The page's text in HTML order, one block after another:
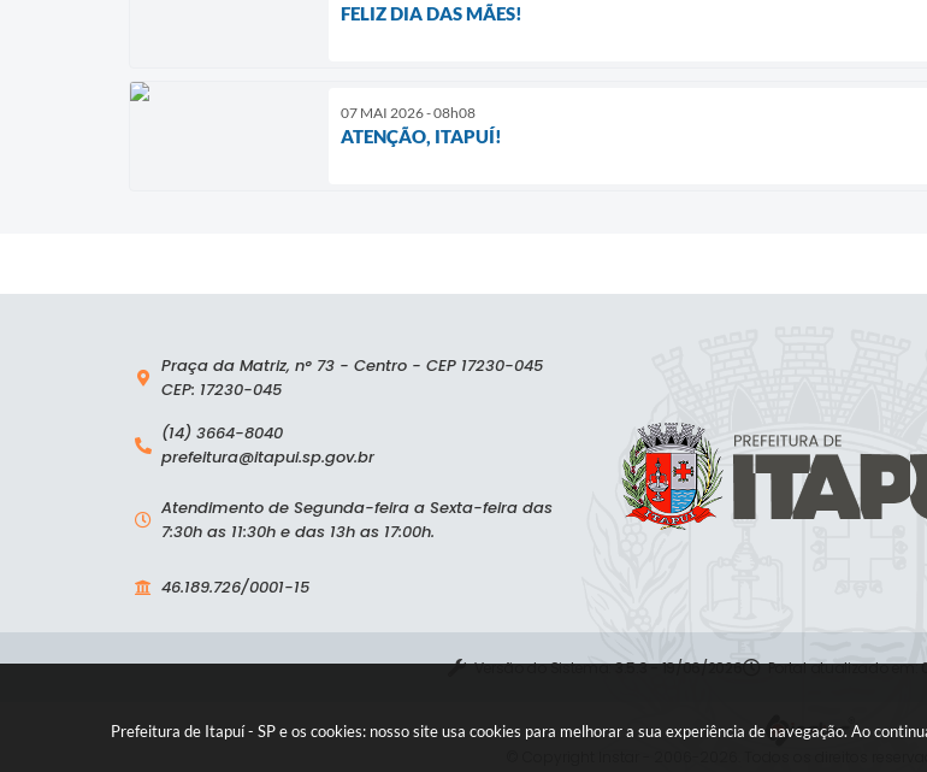
Prefeitura de Itapuí - SP e os cookies: nosso site usa cookies para melhorar a sua experiência de navegação. Ao
FELIZ DIA DAS MÃES!
07 MAI 2026 - 08h08
ATENÇÃO, ITAPUÍ!
Praça da Matriz, n° 73 - Centro - CEP 17230-045
CEP: 17230-045
(14) 3664-8040
prefeitura@itapui.sp.gov.br
Atendimento de Segunda-feira a Sexta-feira das
7:30h as 11:30h e das 13h as 17:00h.
46.189.726/0001-15
Versão do Sistema:3.5.3 - 19/06/2026 Portal atualizado em: